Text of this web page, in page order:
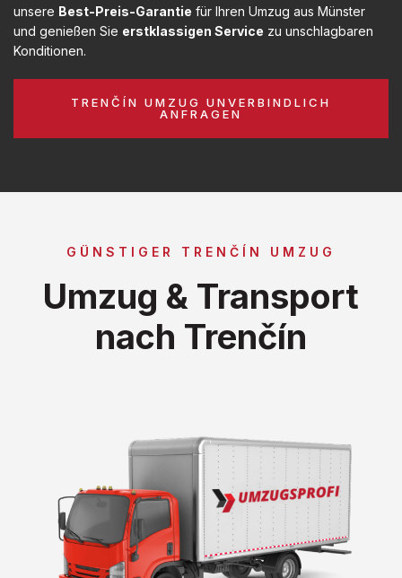
unsere Best-Preis-Garantie für Ihren Umzug aus Münster
und genießen Sie erstklassigen Service zu unschlagbaren
Konditionen.
TRENČÍN UMZUG UNVERBINDLICH
ANFRAGEN
GÜNSTIGER TRENČÍN UMZUG
Umzug & Transport
nach Trenčín